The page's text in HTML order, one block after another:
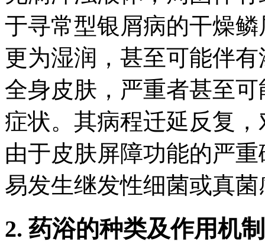
于寻常型银屑病的干燥
更为湿润，甚至可能伴
全身皮肤，严重者甚至
症状。其病程迁延反复
由于皮肤屏障功能的严
易发生继发性细菌或真
2. 药浴的种类及作用机制